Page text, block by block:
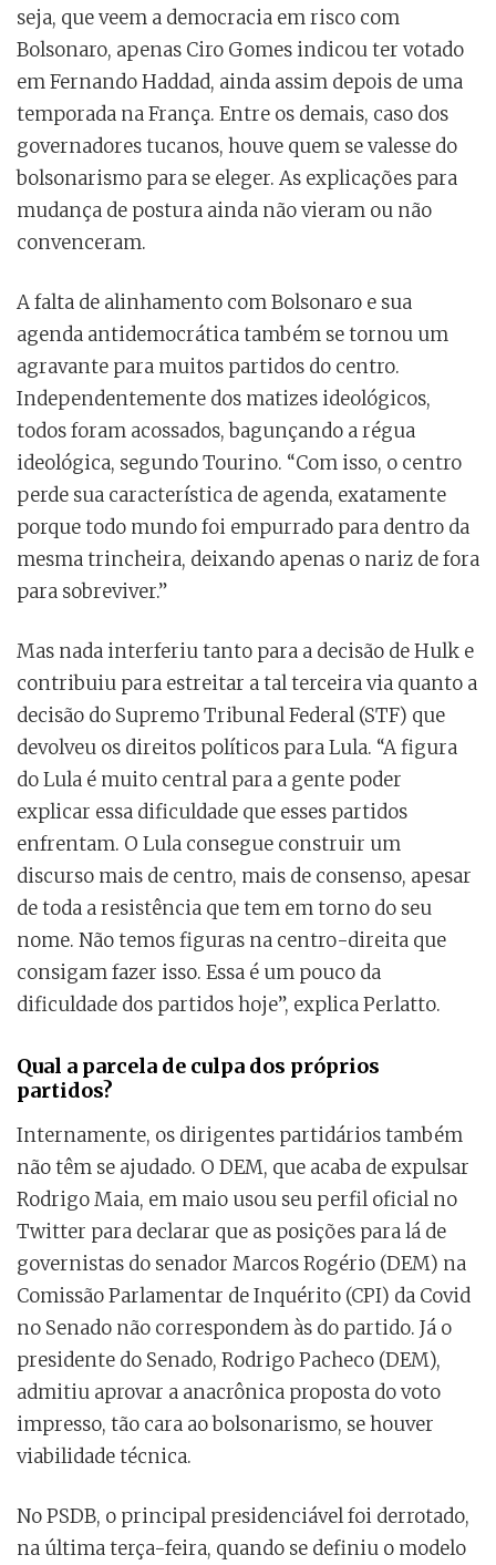
seja, que veem a democracia em risco com
Bolsonaro, apenas Ciro Gomes indicou ter votado
em Fernando Haddad, ainda assim depois de uma
temporada na França. Entre os demais, caso dos
governadores tucanos, houve quem se valesse do
bolsonarismo para se eleger. As explicações para
mudança de postura ainda não vieram ou não
convenceram.
A falta de alinhamento com Bolsonaro e sua
agenda antidemocrática também se tornou um
agravante para muitos partidos do centro.
Independentemente dos matizes ideológicos,
todos foram acossados, bagunçando a régua
ideológica, segundo Tourino. “Com isso, o centro
perde sua característica de agenda, exatamente
porque todo mundo foi empurrado para dentro da
mesma trincheira, deixando apenas o nariz de fora
para sobreviver.”
Mas nada interferiu tanto para a decisão de Hulk e
contribuiu para estreitar a tal terceira via quanto a
decisão do Supremo Tribunal Federal (STF) que
devolveu os direitos políticos para Lula. “A figura
do Lula é muito central para a gente poder
explicar essa dificuldade que esses partidos
enfrentam. O Lula consegue construir um
discurso mais de centro, mais de consenso, apesar
de toda a resistência que tem em torno do seu
nome. Não temos figuras na centro-direita que
consigam fazer isso. Essa é um pouco da
dificuldade dos partidos hoje”, explica Perlatto.
Qual a parcela de culpa dos próprios
partidos?
Internamente, os dirigentes partidários também
não têm se ajudado. O DEM, que acaba de expulsar
Rodrigo Maia, em maio usou seu perfil oficial no
Twitter para declarar que as posições para lá de
governistas do senador Marcos Rogério (DEM) na
Comissão Parlamentar de Inquérito (CPI) da Covid
no Senado não correspondem às do partido. Já o
presidente do Senado, Rodrigo Pacheco (DEM),
admitiu aprovar a anacrônica proposta do voto
impresso, tão cara ao bolsonarismo, se houver
viabilidade técnica.
No PSDB, o principal presidenciável foi derrotado,
na última terça-feira, quando se definiu o modelo